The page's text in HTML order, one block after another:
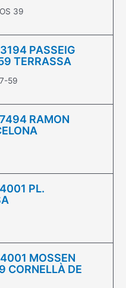
39
PASSEIG
TERRASSA
59
RAMON
PL.
MOSSEN
CORNELLÀ DE